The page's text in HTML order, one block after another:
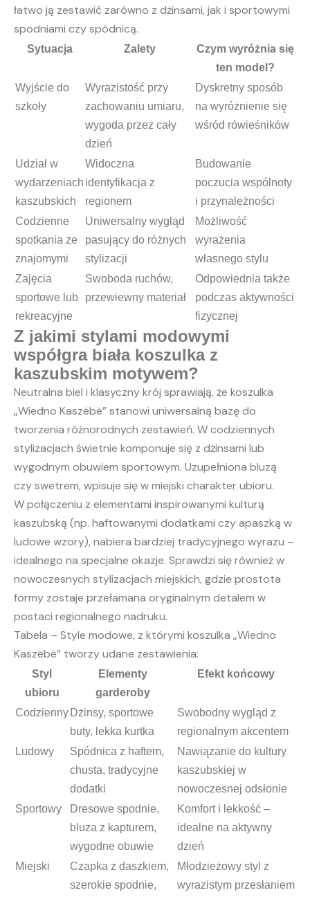
łatwo ją zestawić zarówno z dżinsami, jak i sportowymi
spodniami czy spódnicą.
Sytuacja Zalety
Czym wyróżnia się
ten model?
Wyjście do
szkoły
Wyrazistość przy
zachowaniu umiaru,
wygoda przez cały
dzień
Dyskretny sposób
na wyróżnienie się
wśród rówieśników
Udział w
wydarzeniach
kaszubskich
Widoczna
identyfikacja z
regionem
Budowanie
poczucia wspólnoty
i przynależności
Codzienne
spotkania ze
znajomymi
Uniwersalny wygląd
pasujący do różnych
stylizacji
Możliwość
wyrażenia
własnego stylu
Zajęcia
sportowe lub
rekreacyjne
Swoboda ruchów,
przewiewny materiał
Odpowiednia także
podczas aktywności
fizycznej
Z jakimi stylami modowymi
współgra biała koszulka z
kaszubskim motywem?
Neutralna biel i klasyczny krój sprawiają, że koszulka
„Wiedno Kaszëbë” stanowi uniwersalną bazę do
tworzenia różnorodnych zestawień. W codziennych
stylizacjach świetnie komponuje się z dżinsami lub
wygodnym obuwiem sportowym. Uzupełniona bluzą
czy swetrem, wpisuje się w miejski charakter ubioru.
W połączeniu z elementami inspirowanymi kulturą
kaszubską (np. haftowanymi dodatkami czy apaszką w
ludowe wzory), nabiera bardziej tradycyjnego wyrazu –
idealnego na specjalne okazje. Sprawdzi się również w
nowoczesnych stylizacjach miejskich, gdzie prostota
formy zostaje przełamana oryginalnym detalem w
postaci regionalnego nadruku.
Tabela – Style modowe, z którymi koszulka „Wiedno
Kaszëbë” tworzy udane zestawienia:
Styl
ubioru
Elementy
garderoby
Efekt końcowy
Codzienny Dżinsy, sportowe
buty, lekka kurtka
Swobodny wygląd z
regionalnym akcentem
Ludowy
Spódnica z haftem,
chusta, tradycyjne
dodatki
Nawiązanie do kultury
kaszubskiej w
nowoczesnej odsłonie
Sportowy
Dresowe spodnie,
bluza z kapturem,
wygodne obuwie
Komfort i lekkość –
idealne na aktywny
dzień
Miejski
Czapka z daszkiem,
szerokie spodnie,
Młodzieżowy styl z
wyrazistym przesłaniem